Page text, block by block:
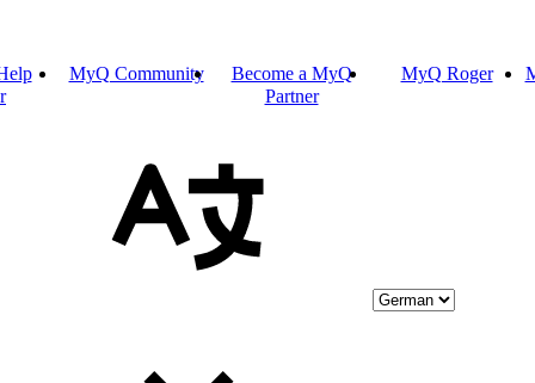
MyQ Community
Become a MyQ
Partner
MyQ Roger